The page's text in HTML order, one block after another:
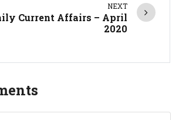
NEXT
Current Affairs – April
2020